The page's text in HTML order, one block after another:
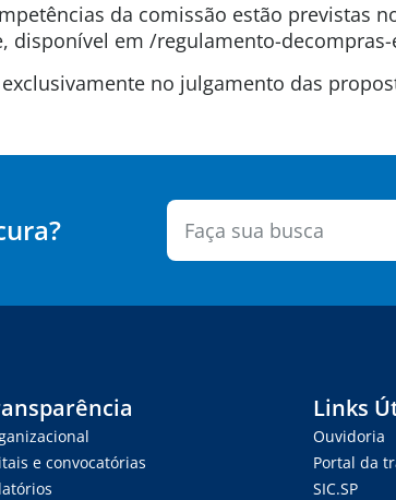
da comissão estão previstas
disponível em /regulamento-
no julgamento das
e convocatórias
Links
Ouvidoria
Portal da
SIC.SP